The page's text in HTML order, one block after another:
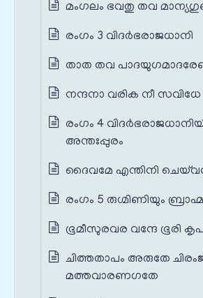
മംഗലം ഭവതു തവ
രംഗം 3 വിദർഭരാജധാനി
താത തവ
നന്ദനാ വരിക നീ സവിധേ
രംഗം 4
അന്തഃപ്പുരം
ദൈവമേ എന്തിനി
രംഗം 5 രുഗ്മിണിയും
ഭൂമീസുരവര വന്ദേ ഭൂരി
ചിത്തതാപം അരുതേ
മത്തവാരണഗതേ